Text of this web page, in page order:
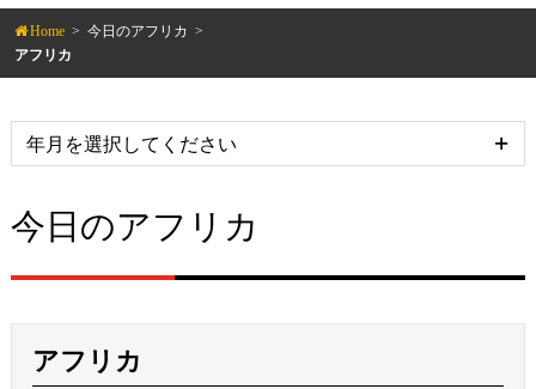
v
g
a
n
Home
今日のアフリカ
アフリカ
今日のアフリカ
アフリカ